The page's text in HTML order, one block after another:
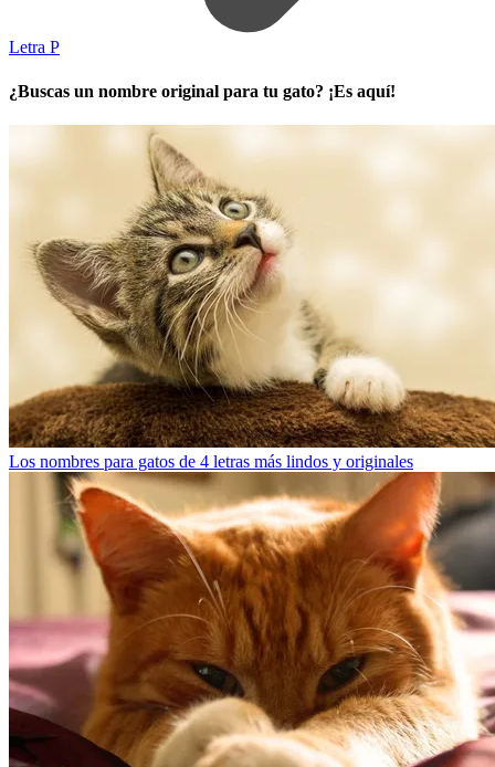
Letra P
¿Buscas un nombre original para tu gato? ¡Es aquí!
Los nombres para gatos de 4 letras más lindos y originales